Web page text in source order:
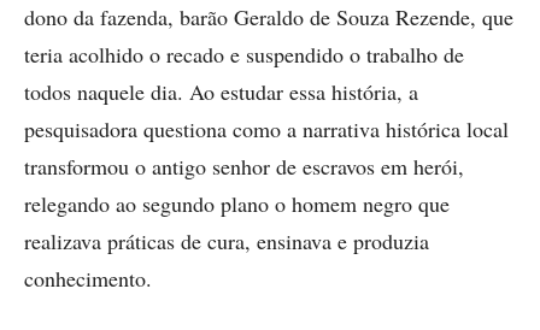
dono da fazenda, barão Geraldo de Souza Rezende, que
teria acolhido o recado e suspendido o trabalho de
todos naquele dia. Ao estudar essa história, a
pesquisadora questiona como a narrativa histórica local
transformou o antigo senhor de escravos em herói,
relegando ao segundo plano o homem negro que
realizava práticas de cura, ensinava e produzia
conhecimento.